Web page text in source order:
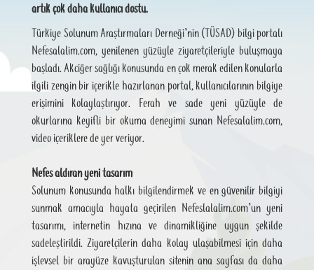
artık çok daha kullanıcı dostu.
Türkiye Solunum Araştırmaları Derneği’nin (TÜSAD) bilgi portalı
Nefesalalim.com, yenilenen yüzüyle ziyaretçileriyle buluşmaya
başladı. Akciğer sağlığı konusunda en çok merak edilen konularla
ilgili zengin bir içerikle hazırlanan portal, kullanıcılarının bilgiye
erişimini kolaylaştırıyor. Ferah ve sade yeni yüzüyle de
okurlarına keyifli bir okuma deneyimi sunan Nefesalalim.com,
video içeriklere de yer veriyor.
Nefes aldıran yeni tasarım
Solunum konusunda halkı bilgilendirmek ve en güvenilir bilgiyi
sunmak amacıyla hayata geçirilen Nefeslalalim.com’un yeni
tasarımı, internetin hızına ve dinamikliğine uygun şekilde
sadeleştirildi. Ziyaretçilerin daha kolay ulaşabilmesi için daha
işlevsel bir arayüze kavuşturulan sitenin ana sayfası da daha